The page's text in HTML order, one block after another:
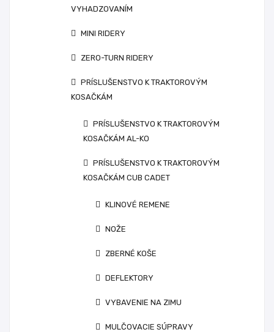
VYHADZOVANÍM
MINI RIDERY
ZERO-TURN RIDERY
PRÍSLUŠENSTVO K TRAKTOROVÝM
KOSAČKÁM
PRÍSLUŠENSTVO K TRAKTOROVÝM
KOSAČKÁM AL-KO
PRÍSLUŠENSTVO K TRAKTOROVÝM
KOSAČKÁM CUB CADET
KLINOVÉ REMENE
NOŽE
ZBERNÉ KOŠE
DEFLEKTORY
VYBAVENIE NA ZIMU
MULČOVACIE SÚPRAVY